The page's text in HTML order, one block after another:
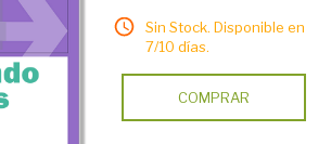
Sin Stock. Disponible en
7/10 días.
COMPRAR